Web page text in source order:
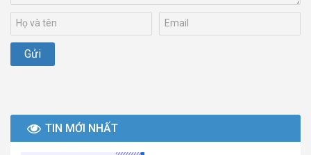
TIN MỚI NHẤT